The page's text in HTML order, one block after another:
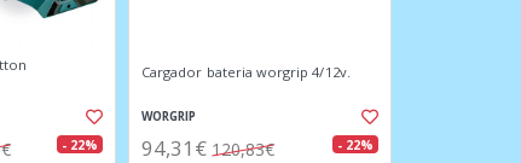
- 22%
Cargador bateria worgrip 4/12v.
WORGRIP
94,31€ 120,83€ - 22%